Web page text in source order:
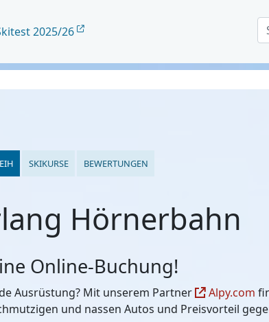
2025/26
SKIKURSE BEWERTUNGEN
Hörnerbahn
Online-Buchung!
Ausrüstung? Mit unserem Partner Alpy.com
und nassen Autos und Preisvorteil